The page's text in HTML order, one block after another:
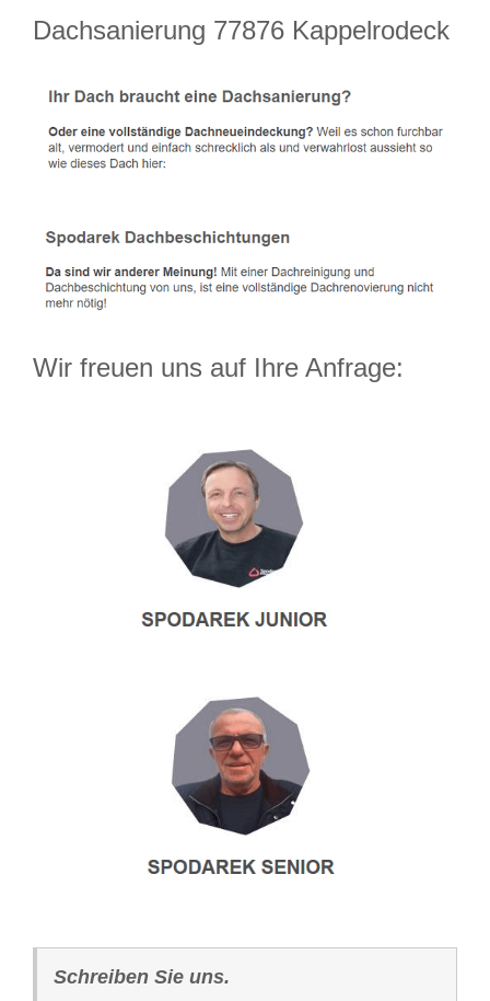
Dachsanierung 77876 Kappelrodeck
Wir freuen uns auf Ihre Anfrage:
Schreiben Sie uns.